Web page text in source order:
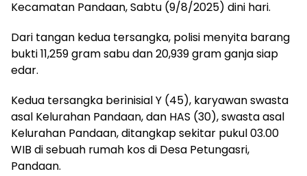
Kecamatan Pandaan, Sabtu (9/8/2025) dini hari.
Dari tangan kedua tersangka, polisi menyita barang
bukti 11,259 gram sabu dan 20,939 gram ganja siap
edar.
Kedua tersangka berinisial Y (45), karyawan swasta
asal Kelurahan Pandaan, dan HAS (30), swasta asal
Kelurahan Pandaan, ditangkap sekitar pukul 03.00
WIB di sebuah rumah kos di Desa Petungasri,
Pandaan.